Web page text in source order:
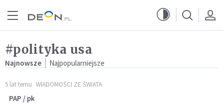
#polityka usa
Najnowsze Najpopularniejsze
5 lat temu WIADOMOŚCI ZE ŚWIATA
PAP / pk